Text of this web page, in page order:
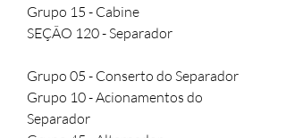
Grupo 15 - Cabine
SEÇÃO 120 - Separador
Grupo 05 - Conserto do Separador
Grupo 10 - Acionamentos do
Separador